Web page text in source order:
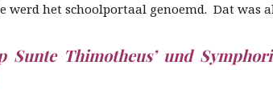
het schoolportaal genoemd. Dat was
Sunte Thimotheus’ und